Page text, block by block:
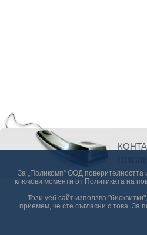
За „Поликомп“ ООД поверителността
ключови моменти от Политиката на
Този уеб сайт използва
приемем, че сте съгласни с това. За